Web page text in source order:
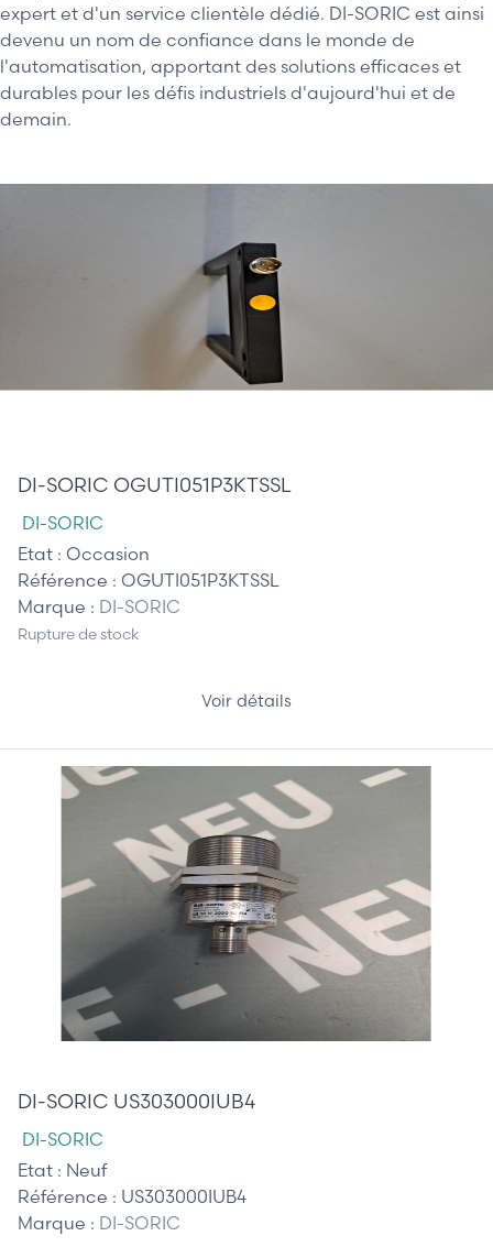
expert et d'un service clientèle dédié. DI-SORIC est ainsi
devenu un nom de confiance dans le monde de
l'automatisation, apportant des solutions efficaces et
durables pour les défis industriels d'aujourd'hui et de
demain.
DI-SORIC OGUTI051P3KTSSL
DI-SORIC
Etat : Occasion
Référence : OGUTI051P3KTSSL
Marque : DI-SORIC
Rupture de stock
Voir détails
DI-SORIC US303000IUB4
DI-SORIC
Etat : Neuf
Référence : US303000IUB4
Marque : DI-SORIC